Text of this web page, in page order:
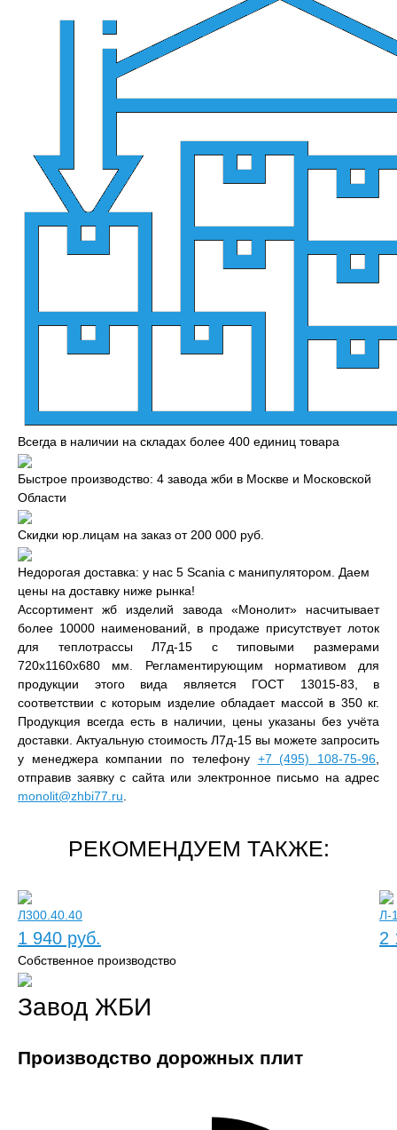
Всегда в наличии на складах более 400 единиц товара
Быстрое производство: 4 завода жби в Москве и Московской
Области
Скидки юр.лицам на заказ от 200 000 руб.
Недорогая доставка: у нас 5 Scania с манипулятором. Даем
цены на доставку ниже рынка!
Ассортимент жб изделий завода «Монолит» насчитывает
более 10000 наименований, в продаже присутствует лоток
для теплотрассы Л7д-15 с типовыми размерами
720x1160x680 мм. Регламентирующим нормативом для
продукции этого вида является ГОСТ 13015-83, в
соответствии с которым изделие обладает массой в 350 кг.
Продукция всегда есть в наличии, цены указаны без учёта
доставки. Актуальную стоимость Л7д-15 вы можете запросить
у менеджера компании по телефону +7 (495) 108-75-96
отправив заявку с сайта или электронное письмо на адрес
monolit@zhbi77.ru
РЕКОМЕНДУЕМ ТАКЖЕ:
Л300.40.40
1 940 руб.
Л-
2
Собственное производство
Завод ЖБИ
Производство дорожных плит